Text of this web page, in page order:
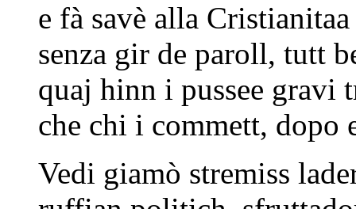
e fà savè alla Cristianitaa
senza gir de paroll, tutt
quaj hinn i pussee gravi
che chi i commett, dopo
Vedi giamò stremiss